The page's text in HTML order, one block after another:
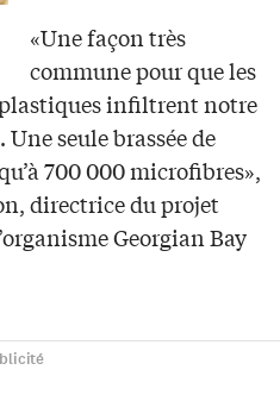
«Une façon très
commune pour que les
infiltrent notre
Une seule brassée de
700 000 microfibres»,
directrice du projet
Georgian Bay